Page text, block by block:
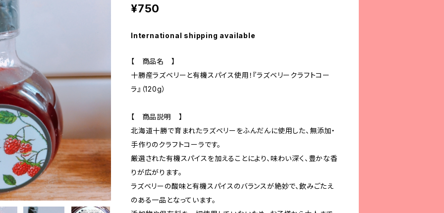
¥750
International shipping available
【 商品名 】
十勝産ラズベリーと有機スパイス使用！『ラズベリークラフトコー
ラ』（120g）
【 商品説明 】
北海道十勝で育まれたラズベリーをふんだんに使用した、無添加・
手作りのクラフトコーラです。
厳選された有機スパイスを加えることにより、味わい深く、豊かな香
りが広がります。
ラズベリーの酸味と有機スパイスのバランスが絶妙で、飲みごたえ
のある一品となっています。